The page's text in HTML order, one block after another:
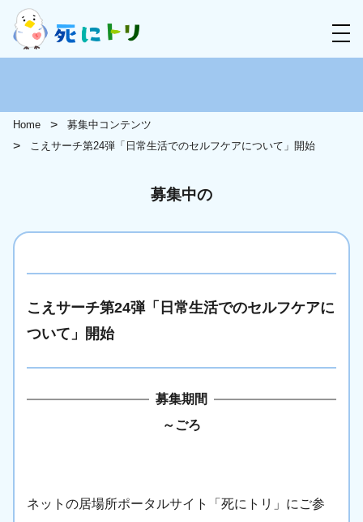
Home
募集中コンテンツ
こえサーチ第24弾「日常生活でのセルフケアについて」開始
募集中の
こえサーチ第24弾「日常生活でのセルフケアに
ついて」開始
募集期間
～ ごろ
ネットの居場所ポータルサイト「死にトリ」にご参